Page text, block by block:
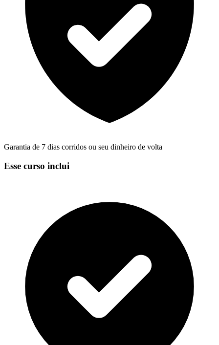
Garantia de 7 dias corridos ou seu dinheiro de volta
Esse curso inclui